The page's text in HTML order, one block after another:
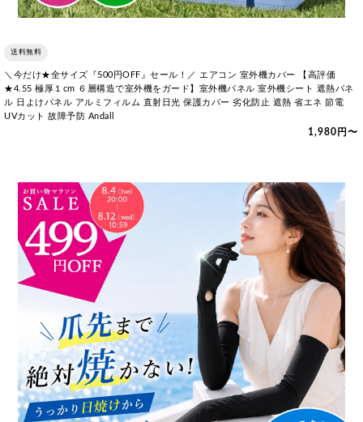
送料無料
＼今だけ★全サイズ『500円OFF』セール！／ エアコン 室外機カバー 【高評価
★4.55 極厚１cm ６層構造で室外機をガード】室外機パネル 室外機シート 遮熱パネ
ル 日よけパネル アルミフィルム 直射日光 保護カバー 劣化防止 遮熱 省エネ 節電
UVカット 故障予防 Andall
1,980円〜